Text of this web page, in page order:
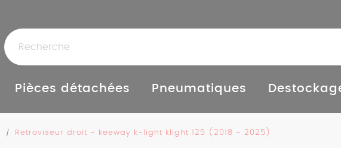
Pièces détachées Pneumatiques
Retroviseur droit - keeway k-light klight 125 (2018 - 2025)